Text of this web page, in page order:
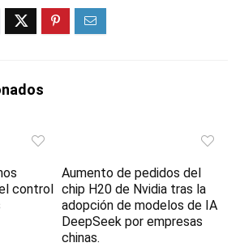
control
Aumento de pedidos del
chip H20 de Nvidia tras la
adopción de modelos de IA
DeepSeek por empresas
chinas.